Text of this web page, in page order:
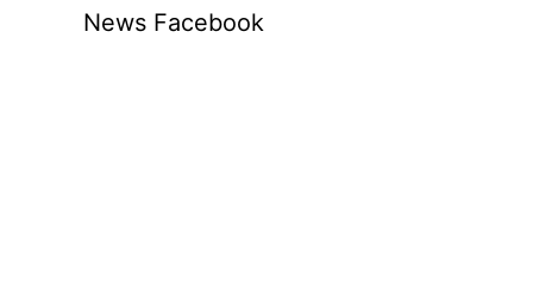
News Facebook